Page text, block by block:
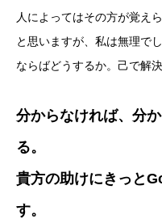
人によってはその方が覚え
と思いますが、私は無理でし
ならばどうするか。己で解
分からなければ、分
る。
貴方の助けにきっと
す。